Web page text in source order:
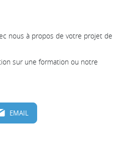
nous à propos de votre projet de
sur une formation ou notre
EMAIL